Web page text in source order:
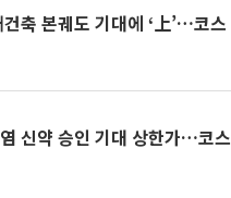
축 본궤도 기대에 ‘上’…코스
신약 승인 기대 상한가…코스